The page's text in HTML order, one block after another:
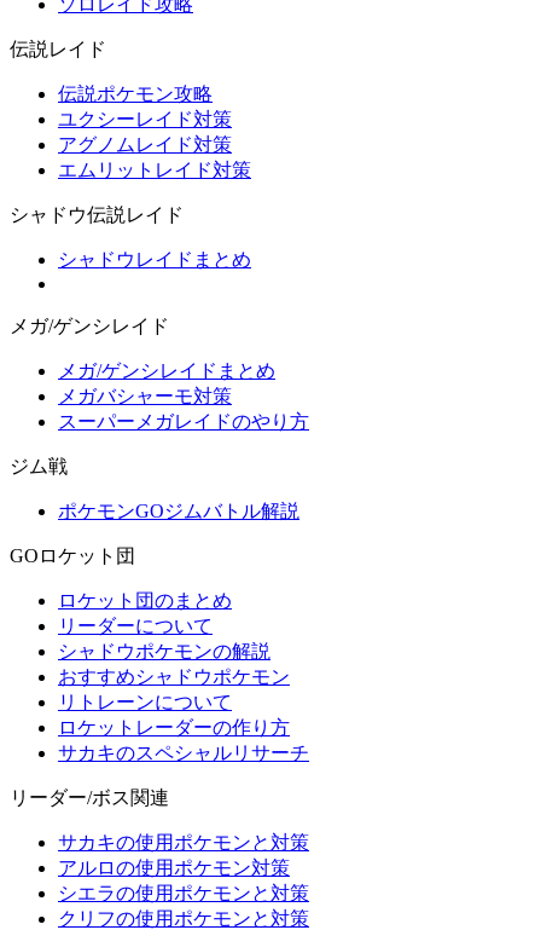
ソロレイド攻略
伝説レイド
伝説ポケモン攻略
ユクシーレイド対策
アグノムレイド対策
エムリットレイド対策
シャドウ伝説レイド
シャドウレイドまとめ
メガ/ゲンシレイド
メガ/ゲンシレイドまとめ
メガバシャーモ対策
スーパーメガレイドのやり方
ジム戦
ポケモンGOジムバトル解説
GOロケット団
ロケット団のまとめ
リーダーについて
シャドウポケモンの解説
おすすめシャドウポケモン
リトレーンについて
ロケットレーダーの作り方
サカキのスペシャルリサーチ
リーダー/ボス関連
サカキの使用ポケモンと対策
アルロの使用ポケモン対策
シエラの使用ポケモンと対策
クリフの使用ポケモンと対策